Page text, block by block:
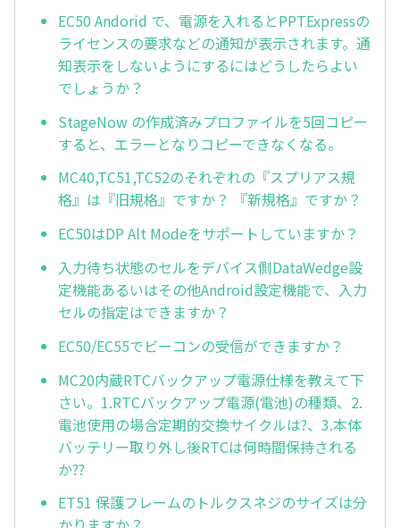
EC50 Andorid で、電源を入れるとPPTExpressの
ライセンスの要求などの通知が表示されます。通
知表示をしないようにするにはどうしたらよい
でしょうか？
StageNow の作成済みプロファイルを5回コピー
すると、エラーとなりコピーできなくなる。
MC40,TC51,TC52のそれぞれの『スプリアス規
格』は『旧規格』ですか？ 『新規格』ですか？
EC50はDP Alt Modeをサポートしていますか？
入力待ち状態のセルをデバイス側DataWedge設
定機能あるいはその他Android設定機能で、入力
セルの指定はできますか？
EC50/EC55でビーコンの受信ができますか？
MC20内蔵RTCバックアップ電源仕様を教えて下
さい。1.RTCバックアップ電源(電池)の種類、2.
電池使用の場合定期的交換サイクルは?、3.本体
バッテリー取り外し後RTCは何時間保持される
か??
ET51 保護フレームのトルクスネジのサイズは分